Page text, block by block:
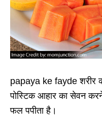
papaya ke fayde शरीर
पोस्टिक आहार का सेवन
फल पपीता है।